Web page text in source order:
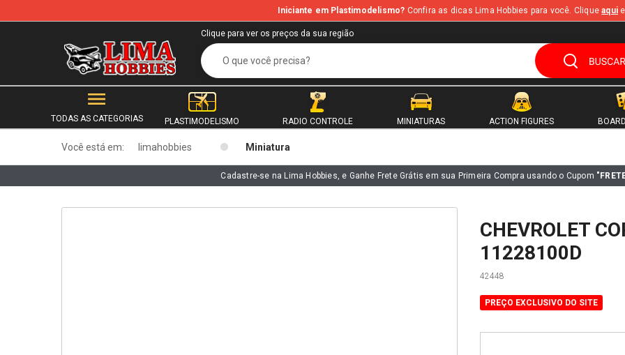
b
Iniciante em Plastimodelismo? Confira as dicas Lima Hobbies para você. Cliqueaqui
Clique para ver os preços da sua região
TODAS AS CATEGORIAS PLASTIMODELISMO RADIO CONTROLE MINIATURAS ACTION FIGURES
Você está em: limahobbies Miniatura
Cadastre-se na Lima Hobbies, e Ganhe Frete Grátis em sua Primeira Compra usando o Cupom
CHEVROLET
11228100D
42448
PREÇO EXCLUSIVO DO SITE